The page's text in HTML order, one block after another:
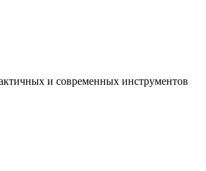
и современных инструментов